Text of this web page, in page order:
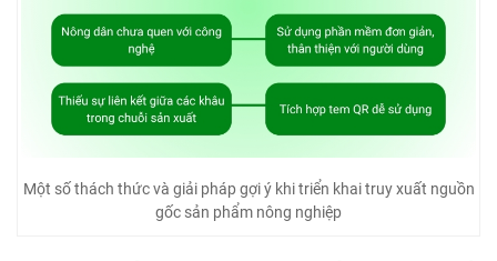
Một số thách thức và giải pháp gợi ý khi triển khai truy xuất nguồn
gốc sản phẩm nông nghiệp